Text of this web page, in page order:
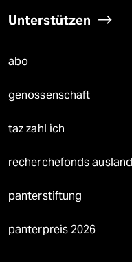
Unterstützen
abo
genossenschaft
taz zahl ich
recherchefonds ausland
panterstiftung
panterpreis 2026